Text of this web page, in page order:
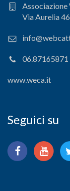
Via Aurelia
06.87165871
www.weca.it
Seguici su